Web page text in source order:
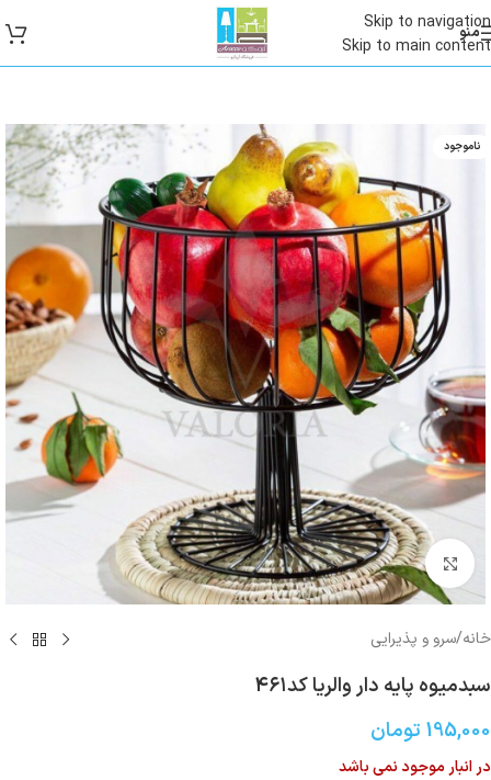
Skip to navigation
Skip to main content
منو
ناموجود
بزرگنمایی تصویر
خانه/سرو و پذیرایی
سبدمیوه پایه دار والریا کد۴۶۱
195,000 تومان
در انبار موجود نمی باشد